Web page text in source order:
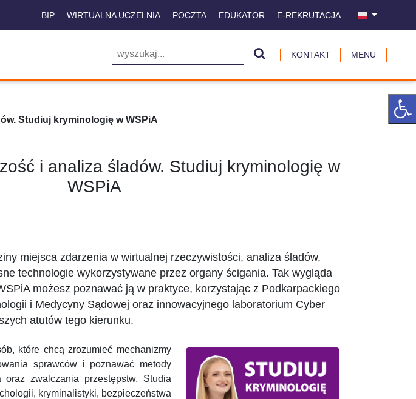
BIP WIRTUALNA UCZELNIA POCZTA EDUKATOR E-REKRUTACJA
KONTAKT MENU
Studiuj kryminologię w WSPiA
i analiza śladów. Studiuj kryminologię w
WSPiA
miejsca zdarzenia w wirtualnej rzeczywistości, analiza śladów,
technologie wykorzystywane przez organy ścigania. Tak wygląda
możesz poznawać ją w praktyce, korzystając z Podkarpackiego
i Medycyny Sądowej oraz innowacyjnego laboratorium Cyber
atutów tego kierunku.
które chcą zrozumieć mechanizmy
sprawców i poznawać metody
zwalczania przestępstw. Studia
kryminalistyki, bezpieczeństwa